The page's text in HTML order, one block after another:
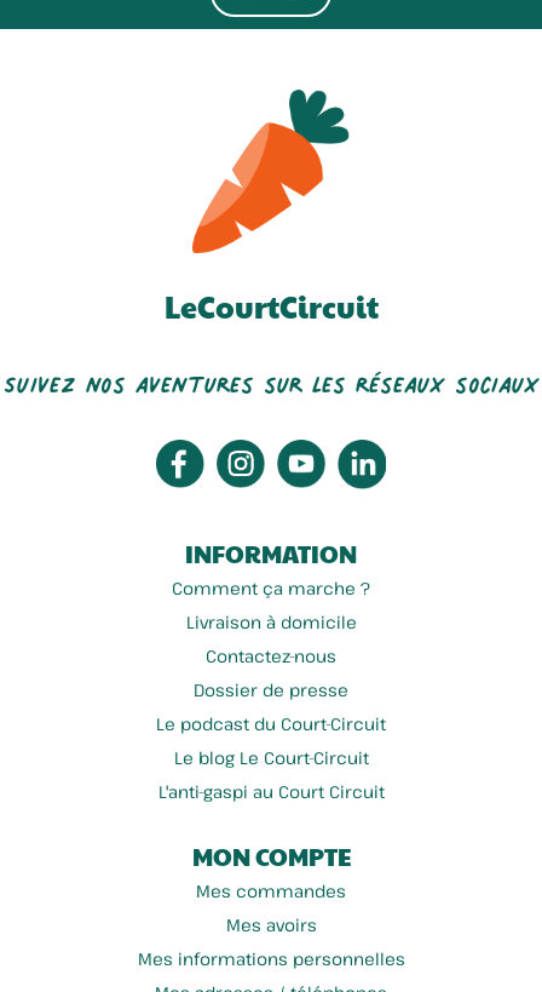
LeCourtCircuit
Suivez nos aventures sur les réseaux sociaux
INFORMATION
Comment ça marche ?
Livraison à domicile
Contactez-nous
Dossier de presse
Le podcast du Court-Circuit
Le blog Le Court-Circuit
L'anti-gaspi au Court Circuit
MON COMPTE
Mes commandes
Mes avoirs
Mes informations personnelles